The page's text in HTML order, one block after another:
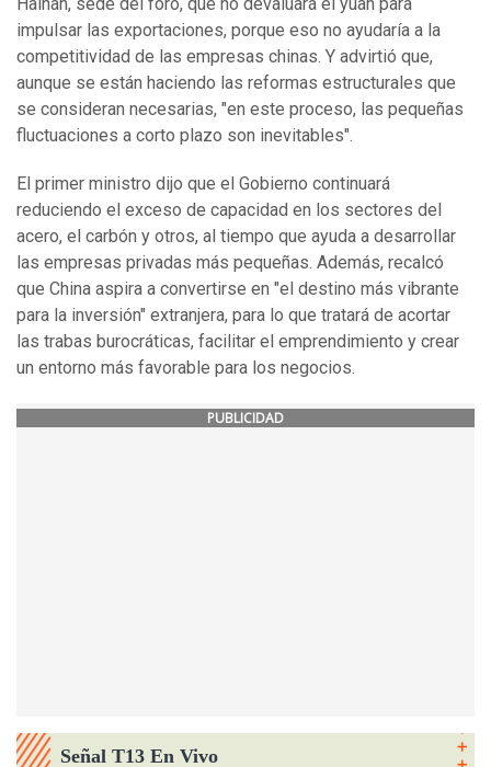
Hainan, sede del foro, que no devaluará el yuan para
impulsar las exportaciones, porque eso no ayudaría a la
competitividad de las empresas chinas. Y advirtió que,
aunque se están haciendo las reformas estructurales que
se consideran necesarias, "en este proceso, las pequeñas
fluctuaciones a corto plazo son inevitables".
El primer ministro dijo que el Gobierno continuará
reduciendo el exceso de capacidad en los sectores del
acero, el carbón y otros, al tiempo que ayuda a desarrollar
las empresas privadas más pequeñas. Además, recalcó
que China aspira a convertirse en "el destino más vibrante
para la inversión" extranjera, para lo que tratará de acortar
las trabas burocráticas, facilitar el emprendimiento y crear
un entorno más favorable para los negocios.
PUBLICIDAD
Señal T13 En Vivo